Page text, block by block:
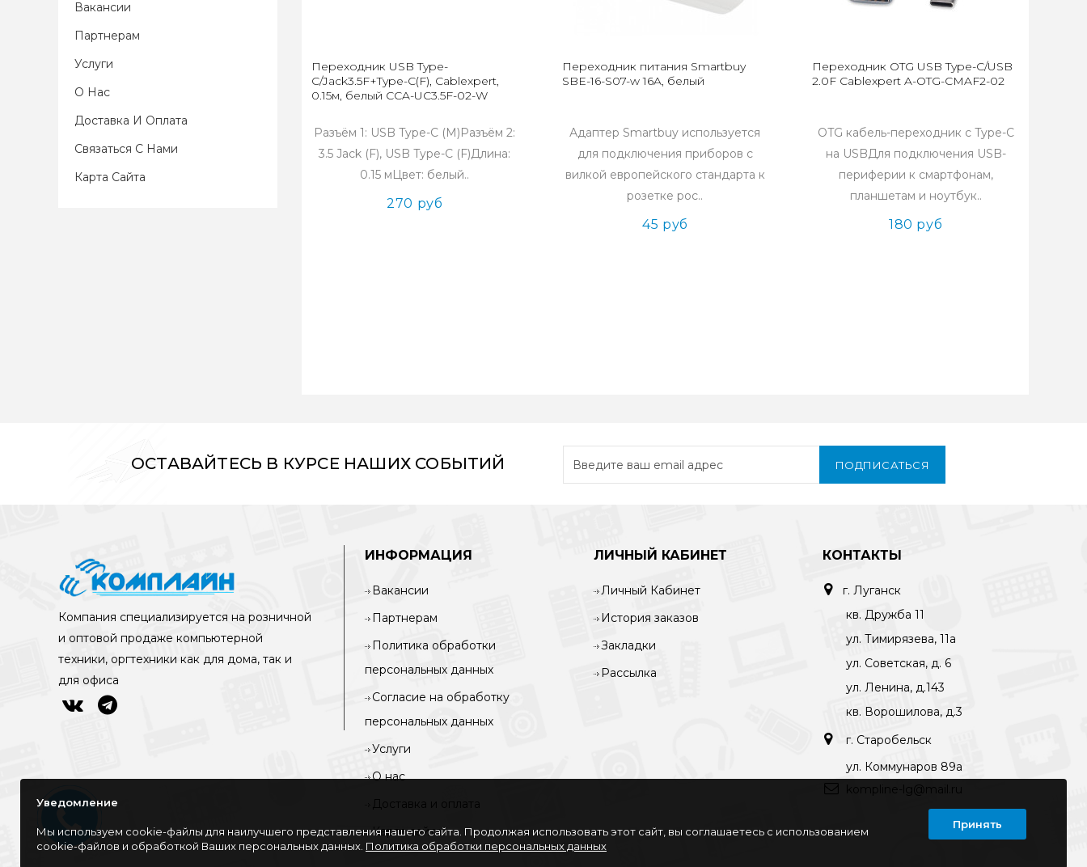
Вакансии
Партнерам
Услуги
О Нас
Доставка И Оплата
Связаться С Нами
Карта Сайта
Переходник USB Type-
C/Jack3.5F+Type-C(F), Cablexpert,
0.15м, белый CCA-UC3.5F-02-W
Разъём 1: USB Type-C (M)Разъём 2:
3.5 Jack (F), USB Type-C (F)Длина:
0.15 мЦвет: белый..
270 руб
Переходник питания Smartbuy
SBE-16-S07-w 16A, белый
Адаптер Smartbuy используется
для подключения приборов с
вилкой европейского стандарта к
розетке рос..
45 руб
Переходник OTG USB Type-C/USB
2.0F Cablexpert A-OTG-CMAF2-02
OTG кабель-переходник с Type-C
на USBДля подключения USB-
периферии к смартфонам,
планшетам и ноутбук..
180 руб
ОСТАВАЙТЕСЬ В КУРСЕ НАШИХ СОБЫТИЙ ПОДПИСАТЬСЯ
Компания специализируется на розничной
и оптовой продаже компьютерной
техники, оргтехники как для дома, так и
для офиса
ИНФОРМАЦИЯ
Вакансии
Партнерам
Политика обработки
персональных данных
Согласие на обработку
персональных данных
Услуги
О нас
Доставка и оплата
Карта сайта
ЛИЧНЫЙ КАБИНЕТ
Личный Кабинет
История заказов
Закладки
Рассылка
КОНТАКТЫ
г. Луганск
кв. Дружба 11
ул. Тимирязева, 11а
ул. Советская, д. 6
ул. Ленина, д.143
кв. Ворошилова, д.3
г. Старобельск
ул. Коммунаров 89а
kompline-lg@mail.ru
Уведомление
Мы используем cookie-файлы для наилучшего представления нашего сайта. Продолжая использовать этот сайт, вы соглашаетесь с использованием
cookie-файлов и обработкой Ваших персональных данных. Политика обработки персональных данных
Принять